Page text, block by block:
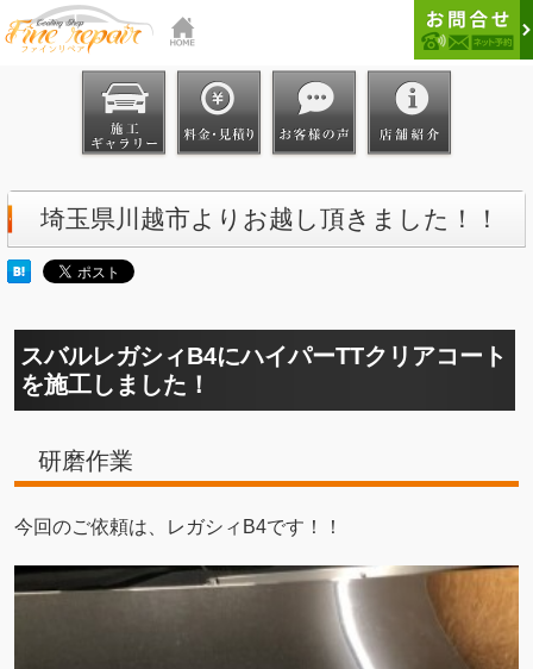
埼玉県川越市よりお越し頂きました！！
スバルレガシィB4にハイパーTTクリアコート
を施工しました！
研磨作業
今回のご依頼は、レガシィB4です！！